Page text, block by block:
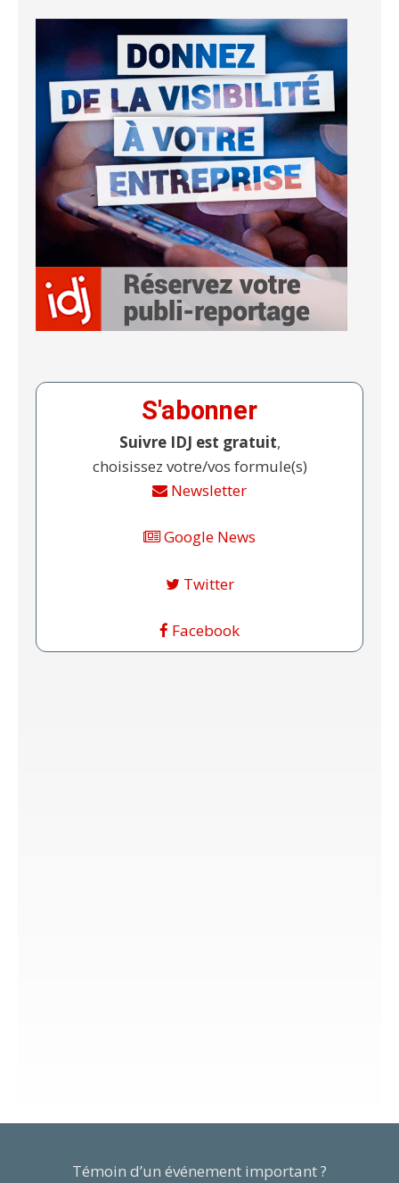
S'abonner
Suivre IDJ est gratuit,
choisissez votre/vos formule(s)
Newsletter
Google News
Twitter
Facebook
Témoin d’un événement important ?